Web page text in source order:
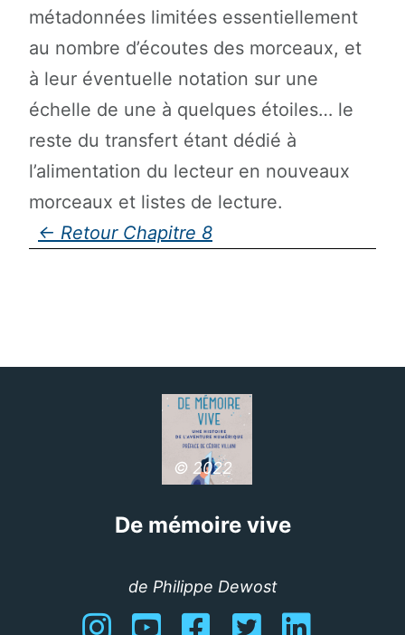
métadonnées limitées essentiellement
au nombre d’écoutes des morceaux, et
à leur éventuelle notation sur une
échelle de une à quelques étoiles… le
reste du transfert étant dédié à
l’alimentation du lecteur en nouveaux
morceaux et listes de lecture.
Chapitre 8
© 2022
De mémoire vive
de Philippe Dewost